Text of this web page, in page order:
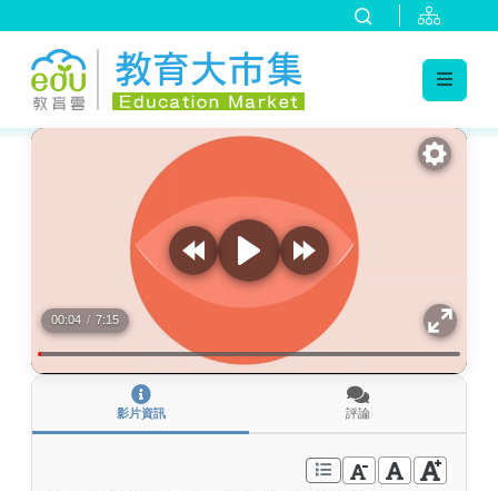
:::
00:04 / 7:15
影片資訊 評論